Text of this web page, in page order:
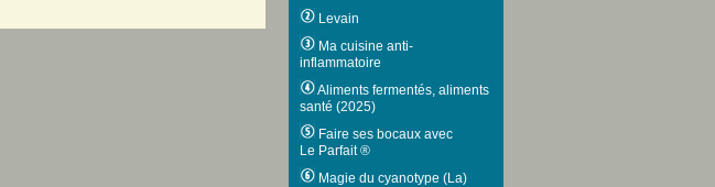
Levain
Ma cuisine anti-
inflammatoire
Aliments fermentés, aliments
santé (2025)
Faire ses bocaux avec
Le Parfait ®
Magie du cyanotype (La)